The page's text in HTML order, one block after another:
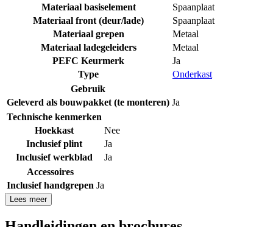
Materiaal basiselement
Spaanplaat
Materiaal front (deur/lade)
Spaanplaat
Materiaal grepen
Metaal
Materiaal ladegeleiders
Metaal
PEFC Keurmerk
Ja
Type
Onderkast
Gebruik
Geleverd als bouwpakket (te monteren) Ja
Technische kenmerken
Hoekkast
Nee
Inclusief plint
Ja
Inclusief werkblad
Ja
Accessoires
Inclusief handgrepen Ja
Lees meer